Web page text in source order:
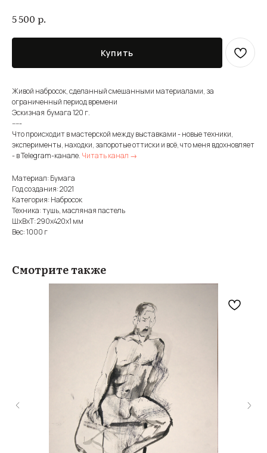
5 500 р.
Купить
Живой набросок, сделанный смешанными материалами, за
ограниченный период времени
Эскизная бумага 120 г.
-----
Что происходит в мастерской между выставками - новые техники,
эксперименты, находки, запоротые оттиски и всё, что меня вдохновляет
- в Telegram-канале. Читать канал →
Материал: Бумага
Год создания: 2021
Категория: Набросок
Техника: тушь, масляная пастель
ШxВxТ: 290x420x1 мм
Вес: 1000 г
Смотрите также